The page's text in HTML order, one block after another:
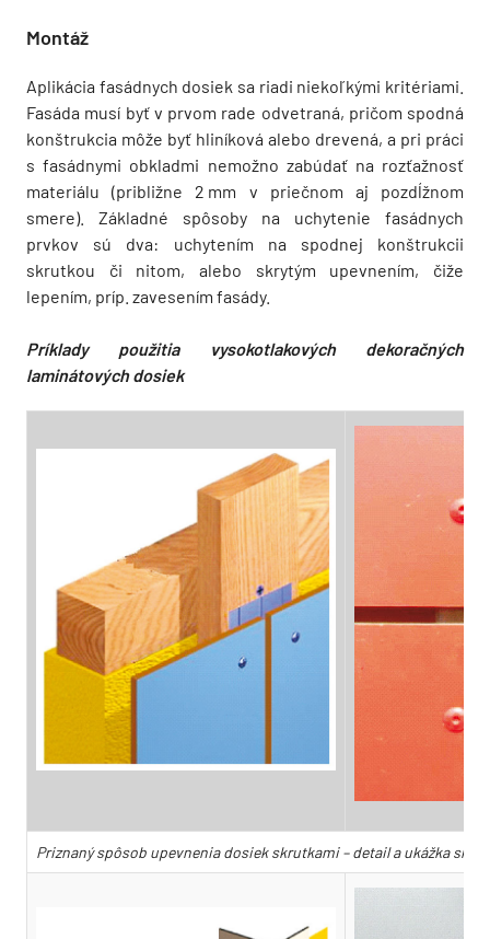
Montáž
Aplikácia fasádnych dosiek sa riadi niekoľkými kritériami.
Fasáda musí byť v prvom rade odvetraná, pričom spodná
konštrukcia môže byť hliníková alebo drevená, a pri práci
s fasádnymi obkladmi nemožno zabúdať na rozťažnosť
materiálu (približne 2 mm v priečnom aj pozdĺžnom
smere). Základné spôsoby na uchytenie fasádnych
prvkov sú dva: uchytením na spodnej konštrukcii
skrutkou či nitom, alebo skrytým upevnením, čiže
lepením, príp. zavesením fasády.
Príklady použitia vysokotlakových dekoračných
laminátových dosiek
Priznaný spôsob upevnenia dosiek skrutkami – detail a ukážka